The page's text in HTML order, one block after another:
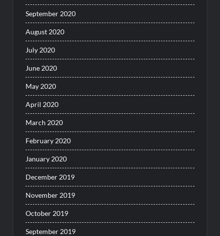
September 2020
August 2020
July 2020
June 2020
May 2020
April 2020
March 2020
February 2020
January 2020
December 2019
November 2019
October 2019
September 2019